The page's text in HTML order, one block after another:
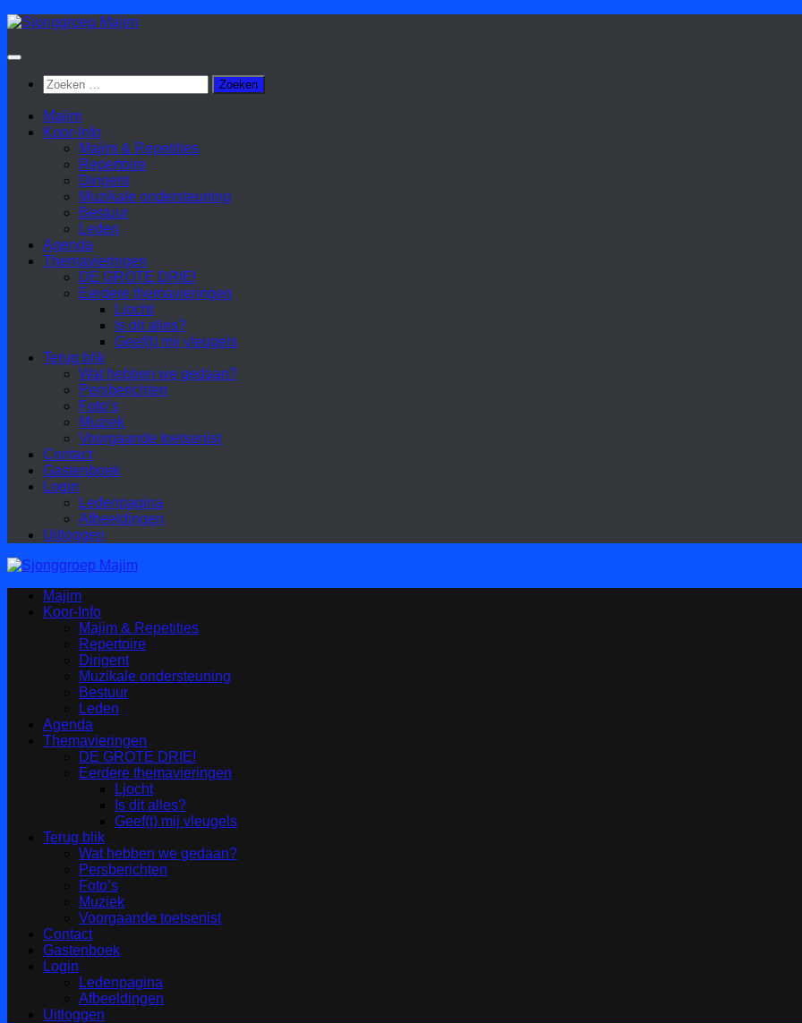
Doorgaan
inhoud
Zoeken
naar:
Majim
Koor-Info
Majim & Repetities
Repertoire
Dirigent
Muzikale ondersteuning
Bestuur
Leden
Agenda
Themavieringen
DE GROTE DRIE!
Eerdere themavieringen
Ljocht
Is dit alles?
Geef(t) mij vleugels
Terug blik
Wat hebben we gedaan?
Persberichten
Foto’s
Muziek
Voorgaande toetsenist
Contact
Gastenboek
Login
Ledenpagina
Afbeeldingen
Uitloggen
Majim
Koor-Info
Majim & Repetities
Repertoire
Dirigent
Muzikale ondersteuning
Bestuur
Leden
Agenda
Themavieringen
DE GROTE DRIE!
Eerdere themavieringen
Ljocht
Is dit alles?
Geef(t) mij vleugels
Terug blik
Wat hebben we gedaan?
Persberichten
Foto’s
Muziek
Voorgaande toetsenist
Contact
Gastenboek
Login
Ledenpagina
Afbeeldingen
Uitloggen